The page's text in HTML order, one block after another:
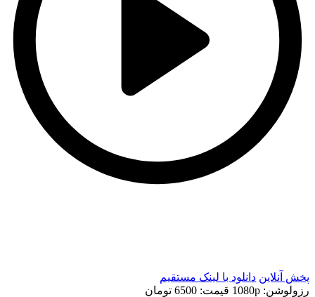
پخش آنلاین دانلود با لينک مستقيم
رزولوشن: 1080p
قيمت: 6500 تومان